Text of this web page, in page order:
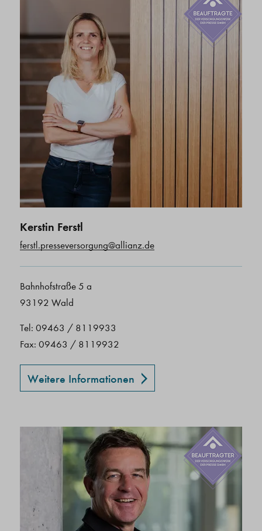
Kerstin Ferstl
ferstl.presseversorgung@allianz.de
Bahnhofstraße 5 a
93192 Wald
Tel: 09463 / 8119933
Fax: 09463 / 8119932
Weitere Informationen